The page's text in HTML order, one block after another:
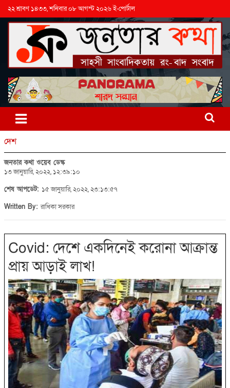
২২ শ্রাবণ ১৪৩৩, শনিবার ০৮ আগস্ট ২০২৬ ই-পোর্টাল
দেশ
জনতার কথা ওয়েব ডেস্ক
১৩ জানুয়ারি, ২০২২, ১২:৩৯:১০
শেষ আপডেট: ১৫ জানুয়ারি, ২০২২, ২৩:১৩:৫৭
Written By:রাধিকা সরকার
Covid: দেশে একদিনেই করোনা আক্রান্ত
প্রায় আড়াই লাখ!